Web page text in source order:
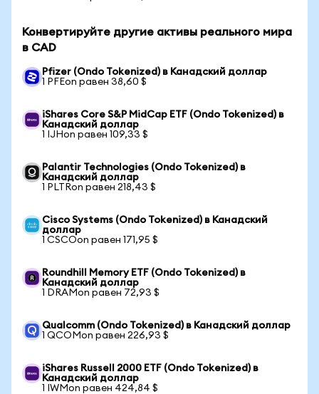
Конвертируйте другие активы реального мира
в CAD
Pfizer (Ondo Tokenized) в Канадский доллар
1 PFEon равен 38,60 $
iShares Core S&P MidCap ETF (Ondo Tokenized) в
Канадский доллар
1 IJHon равен 109,33 $
Palantir Technologies (Ondo Tokenized) в
Канадский доллар
1 PLTRon равен 218,43 $
Cisco Systems (Ondo Tokenized) в Канадский
доллар
1 CSCOon равен 171,95 $
Roundhill Memory ETF (Ondo Tokenized) в
Канадский доллар
1 DRAMon равен 72,93 $
Qualcomm (Ondo Tokenized) в Канадский доллар
1 QCOMon равен 226,93 $
iShares Russell 2000 ETF (Ondo Tokenized) в
Канадский доллар
1 IWMon равен 424,84 $